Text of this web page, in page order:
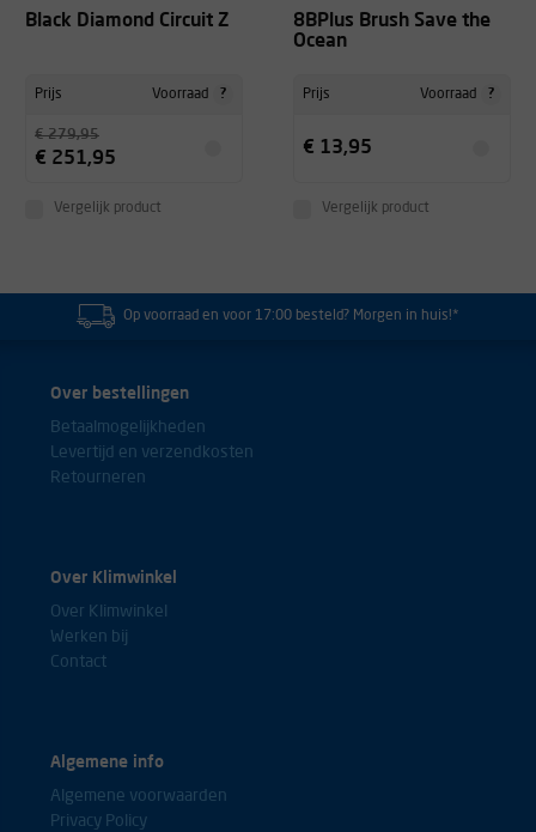
Black Diamond Circuit Z
Prijs Voorraad ?
€ 279,95
€ 251,95
Vergelijk product
8BPlus Brush Save the
Ocean
Prijs Voorraad ?
€ 13,95
Vergelijk product
Op voorraad en voor 17:00 besteld? Morgen in huis!*
Over bestellingen
Betaalmogelijkheden
Levertijd en verzendkosten
Retourneren
Over Klimwinkel
Over Klimwinkel
Werken bij
Contact
Algemene info
Algemene voorwaarden
Privacy Policy